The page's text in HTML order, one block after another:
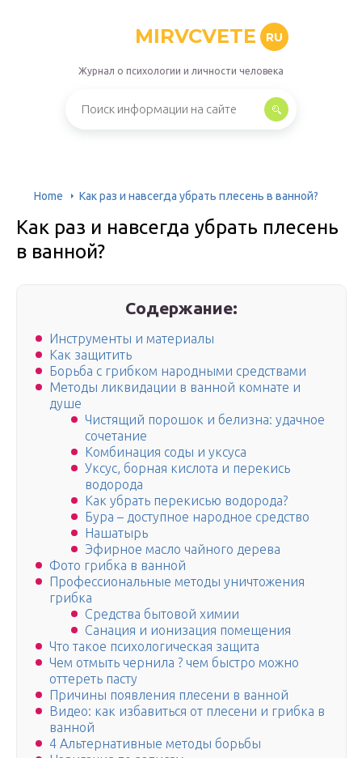
MIRVCVETE RU
Журнал о психологии и личности человека
Home Как раз и навсегда убрать плесень в ванной?
Как раз и навсегда убрать плесень
в ванной?
Содержание:
Инструменты и материалы
Как защитить
Борьба с грибком народными средствами
Методы ликвидации в ванной комнате и
душе
Чистящий порошок и белизна: удачное
сочетание
Комбинация соды и уксуса
Уксус, борная кислота и перекись
водорода
Как убрать перекисью водорода?
Бура – доступное народное средство
Нашатырь
Эфирное масло чайного дерева
Фото грибка в ванной
Профессиональные методы уничтожения
грибка
Средства бытовой химии
Санация и ионизация помещения
Что такое психологическая защита
Чем отмыть чернила ? чем быстро можно
оттереть пасту
Причины появления плесени в ванной
Видео: как избавиться от плесени и грибка в
ванной
4 Альтернативные методы борьбы